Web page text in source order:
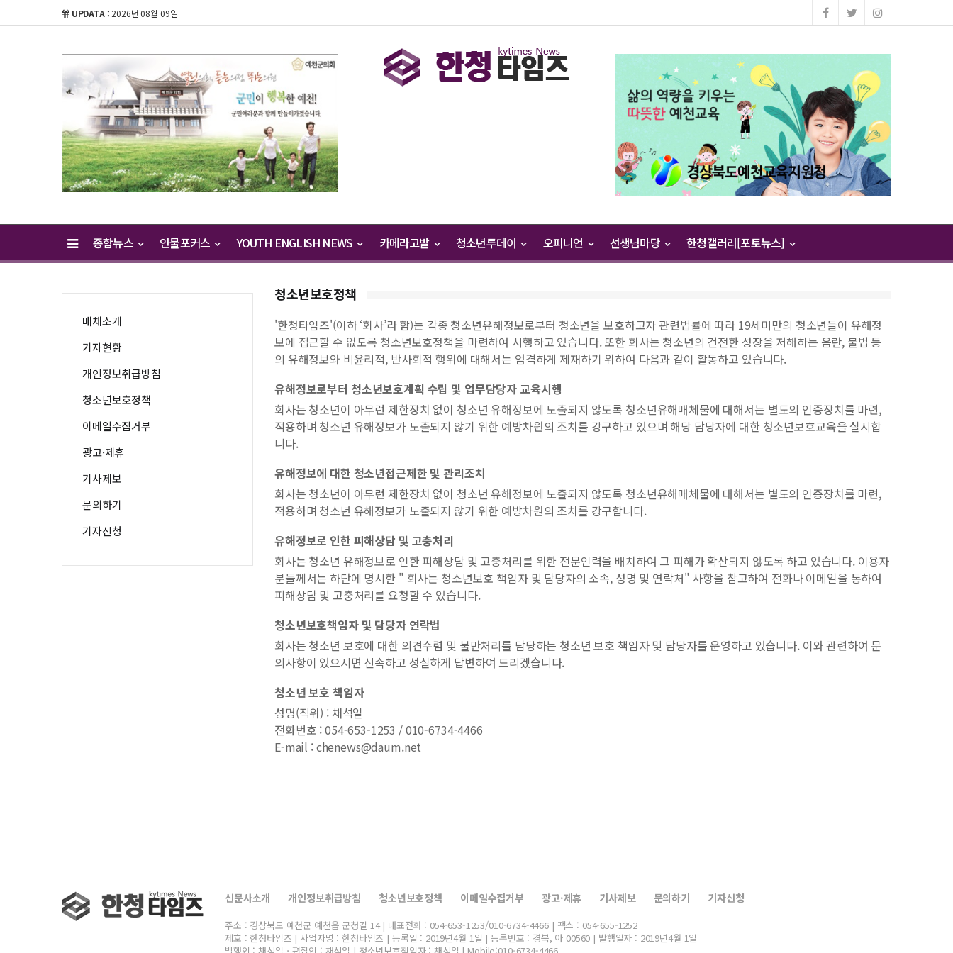
UPDATA : 2026년 08월 09일
종합뉴스 인물포커스 YOUTH ENGLISH NEWS 카메라고발 청소년투데이 오피니언 선생님마당 한청갤러리[포토뉴스]
매체소개
기자현황
개인정보취급방침
청소년보호정책
이메일수집거부
광고·제휴
기사제보
문의하기
기자신청
청소년보호정책
'한청타임즈'(이하 ‘회사’라 함)는 각종 청소년유해정보로부터 청소년을 보호하고자 관련법률에 따라 19세미만의 청소년들이 유해정
보에 접근할 수 없도록 청소년보호정책을 마련하여 시행하고 있습니다. 또한 회사는 청소년의 건전한 성장을 저해하는 음란, 불법 등
의 유해정보와 비윤리적, 반사회적 행위에 대해서는 엄격하게 제재하기 위하여 다음과 같이 활동하고 있습니다.
유해정보로부터 청소년보호계획 수립 및 업무담당자 교육시행
회사는 청소년이 아무런 제한장치 없이 청소년 유해정보에 노출되지 않도록 청소년유해매체물에 대해서는 별도의 인증장치를 마련,
적용하며 청소년 유해정보가 노출되지 않기 위한 예방차원의 조치를 강구하고 있으며 해당 담당자에 대한 청소년보호교육을 실시합
니다.
유해정보에 대한 청소년접근제한 및 관리조치
회사는 청소년이 아무런 제한장치 없이 청소년 유해정보에 노출되지 않도록 청소년유해매체물에 대해서는 별도의 인증장치를 마련,
적용하며 청소년 유해정보가 노출되지 않기 위한 예방차원의 조치를 강구합니다.
유해정보로 인한 피해상담 및 고충처리
회사는 청소년 유해정보로 인한 피해상담 및 고충처리를 위한 전문인력을 배치하여 그 피해가 확산되지 않도록 하고 있습니다. 이용자
분들께서는 하단에 명시한 " 회사는 청소년보호 책임자 및 담당자의 소속, 성명 및 연락처" 사항을 참고하여 전화나 이메일을 통하여
피해상담 및 고충처리를 요청할 수 있습니다.
청소년보호책임자 및 담당자 연락법
회사는 청소년 보호에 대한 의견수렴 및 불만처리를 담당하는 청소년 보호 책임자 및 담당자를 운영하고 있습니다. 이와 관련하여 문
의사항이 있으시면 신속하고 성실하게 답변하여 드리겠습니다.
청소년 보호 책임자
성명(직위) : 채석일
전화번호 : 054-653-1253 / 010-6734-4466
E-mail : chenews@daum.net
신문사소개 개인정보취급방침 청소년보호정책 이메일수집거부 광고·제휴 기사제보 문의하기 기자신청
주소 : 경상북도 예천군 예천읍 군청길 14 | 대표전화 : 054-653-1253/010-6734-4466 | 팩스 : 054-655-1252
제호 : 한청타임즈 | 사업자명 : 한청타임즈 | 등록일 : 2019년4월 1일 | 등록번호 : 경북, 아 00560 | 발행일자 : 2019년4월 1일